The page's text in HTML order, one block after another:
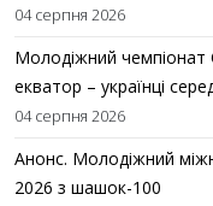
04 серпня 2026
Молодіжний
екватор – українці
04 серпня 2026
Анонс. Молодіжний
2026 з шашок-100